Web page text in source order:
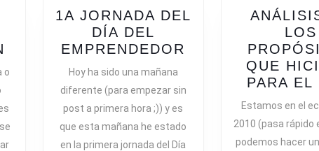
DESCANSO
DESCONEXIÓN
o
1A JORNADA DEL
DÍA DEL
EMPRENDEDOR
JORNADA
DÍA
EMPRENDEDOR
Hoy ha sido una mañana
diferente (para empezar sin
post a primera hora ;)) y es
que esta mañana he estado
en la primera jornada del Día
LOS
QUE
PARA EL
Estamos en el
2010 (pasa rápido
podemos hacer